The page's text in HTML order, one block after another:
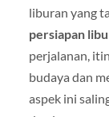
liburan yang
persiapan
perjalanan,
budaya dan
aspek ini